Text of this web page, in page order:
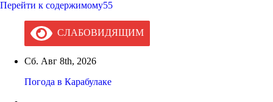
Перейти к содержимому55
СЛАБОВИДЯЩИМ
Сб. Авг 8th, 2026
Погода в Карабулаке